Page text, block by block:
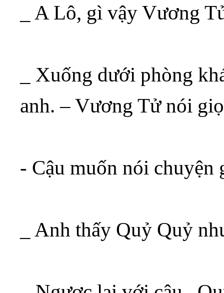
_ A Lô, gì vậy Vương
_ Xuống dưới phòng
anh. – Vương Tử nói
- Cậu muốn nói chuyện
_ Anh thấy Quỷ Quỷ